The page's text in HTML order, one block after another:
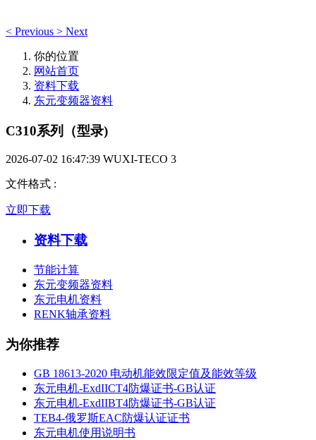
< Previous > Next
你的位置
网站首页
资料下载
东元变频器资料
C310系列（型录)
2026-07-02 16:47:39 WUXI-TECO 3
文件格式 :
立即下载
资料下载
节能计算
东元变频器资料
东元电机资料
RENK轴承资料
为你推荐
GB 18613-2020 电动机能效限定值及能效等级
东元电机-ExdIICT4防爆证书-GB认证
东元电机-ExdIIBT4防爆证书-GB认证
TEB4-俄罗斯EAC防爆认证证书
东元电机使用说明书